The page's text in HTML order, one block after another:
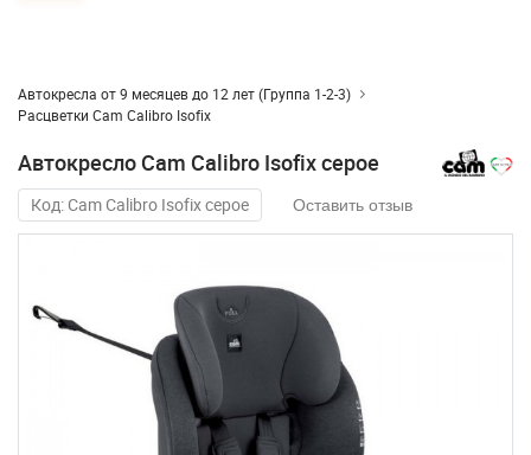
Автокресла от 9 месяцев до 12 лет (Группа 1-2-3)
Расцветки Cam Calibro Isofix
Автокресло Cam Calibro Isofix серое
Код: Cam Calibro Isofix серое Оставить отзыв